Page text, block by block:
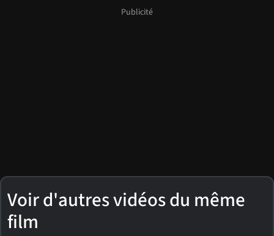
Voir d'autres vidéos du même
film